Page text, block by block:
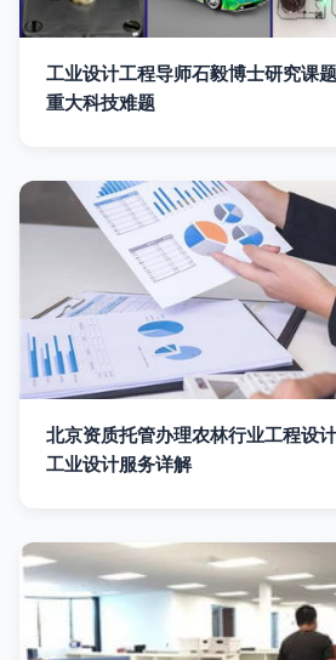
工业设计工程导师石毅博士研究课
重大科技难题
北京资质托管办理农林行业工程设
工业设计服务详解